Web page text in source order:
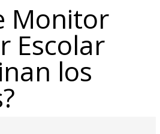
Monitor
Escolar
los